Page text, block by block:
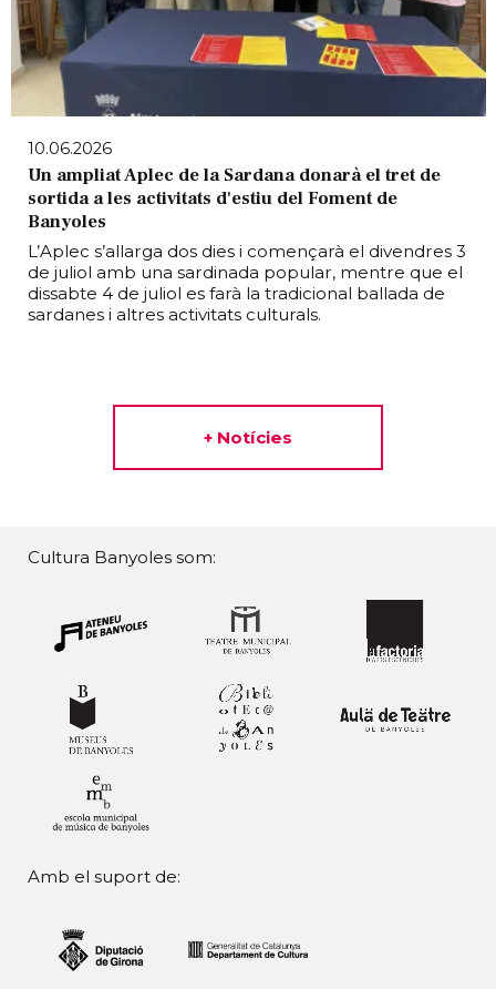
10.06.2026
Un ampliat Aplec de la Sardana donarà el tret de
sortida a les activitats d'estiu del Foment de
Banyoles
L’Aplec s’allarga dos dies i començarà el divendres 3
de juliol amb una sardinada popular, mentre que el
dissabte 4 de juliol es farà la tradicional ballada de
sardanes i altres activitats culturals.
+ Notícies
Cultura Banyoles som:
Amb el suport de: